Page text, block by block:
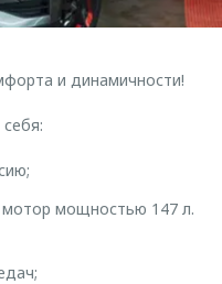
и динамичности!
мощностью 147 л.